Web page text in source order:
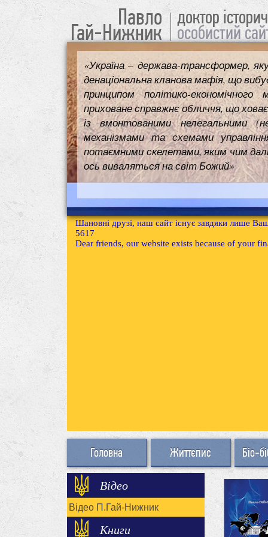
Павло
Гай-Нижник
доктор
особистий
«Україна – держава-трансформер,
денаціональна кланова мафія, що
принципом політико-
приховане справжнє обличчя, що
із вмонтованими нелегальними
механізмами та схемами
потаємними скелетами, яким чим
ось виваляться на світ Божий»
Шановні друзі, наш сайт існує завдяки лише
5617
Dear friends, our website exists because of your
Головна Життєпис Біо-
Відео
Відео П.Гай-Нижник
Книги